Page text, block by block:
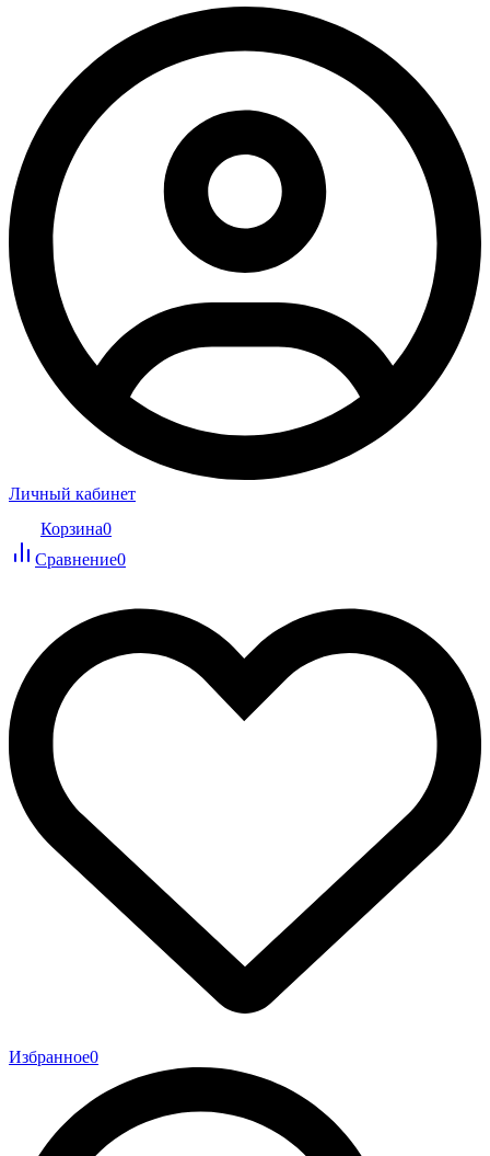
Личный кабинет
Корзина0
Сравнение0
Избранное0